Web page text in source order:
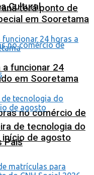
Cultural
no comércio de
Pais
terá ponto de
em Sooretama
a funcionar 24
em Sooretama
de tecnologia do
início de agosto